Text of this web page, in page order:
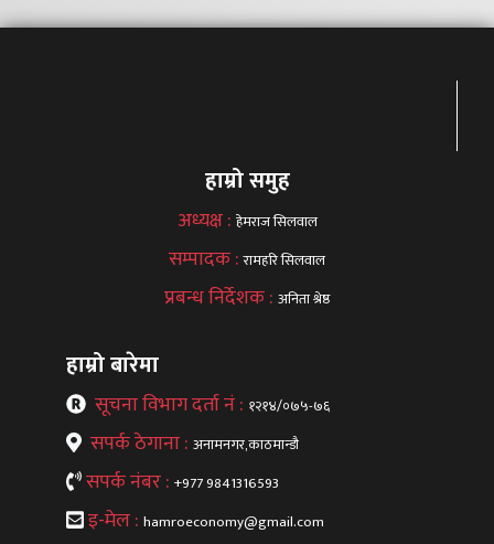
हाम्रो समुह
अध्यक्ष : हेमराज सिलवाल
सम्पादक :रामहरि सिलवाल
प्रबन्ध निर्देशक : अनिता श्रेष्ठ
हाम्रो बारेमा
सूचना विभाग दर्ता नं : १२१४/०७५-७६
सपर्क ठेगाना : अनामनगर,काठमान्डौ
सपर्क नंबर : +977 9841316593
इ-मेल : hamroeconomy@gmail.com